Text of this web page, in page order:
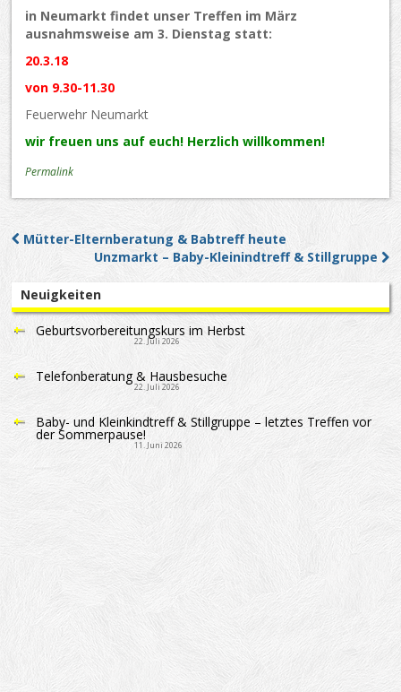
in Neumarkt findet unser Treffen im März
ausnahmsweise am 3. Dienstag statt:
20.3.18
von 9.30-11.30
Feuerwehr Neumarkt
wir freuen uns auf euch! Herzlich willkommen!
Permalink
Post navigation
Mütter-Elternberatung & Babtreff heute
Unzmarkt – Baby-Kleinindtreff & Stillgruppe
Neuigkeiten
Geburtsvorbereitungskurs im Herbst
22. Juli 2026
Telefonberatung & Hausbesuche
22. Juli 2026
Baby- und Kleinkindtreff & Stillgruppe – letztes Treffen vor
der Sommerpause!
11. Juni 2026